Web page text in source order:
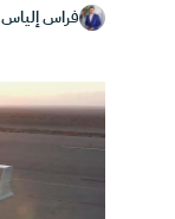
فراس إلياس